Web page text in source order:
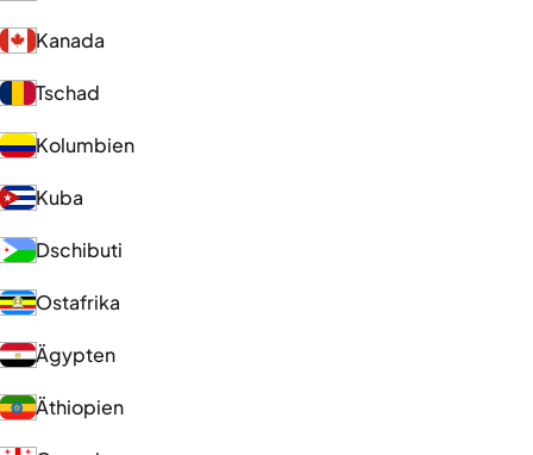
Kanada
Tschad
Kolumbien
Kuba
Dschibuti
Ostafrika
Ägypten
Äthiopien